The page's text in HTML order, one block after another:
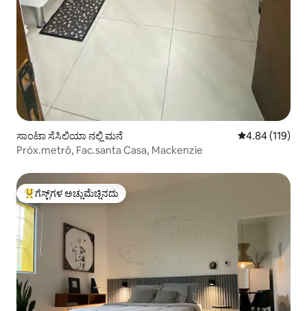
ಸಾಂಟಾ ಸೆಸಿಲಿಯಾ ನಲ್ಲಿ ಮನೆ 5 ರಲ್ಲಿ 4.84
4.84 (119)
Próx.metrô, Fac.santa Casa, Mackenzie
ಗೆಸ್ಟ್‌ಗಳಿಗೆ ಅತಿ ಹೆಚ್ಚು ಅಚ್ಚುಮೆಚ್ಚಿನದು
ಗೆಸ್ಟ್‌ಗಳ ಅಚ್ಚುಮೆಚ್ಚಿನದು